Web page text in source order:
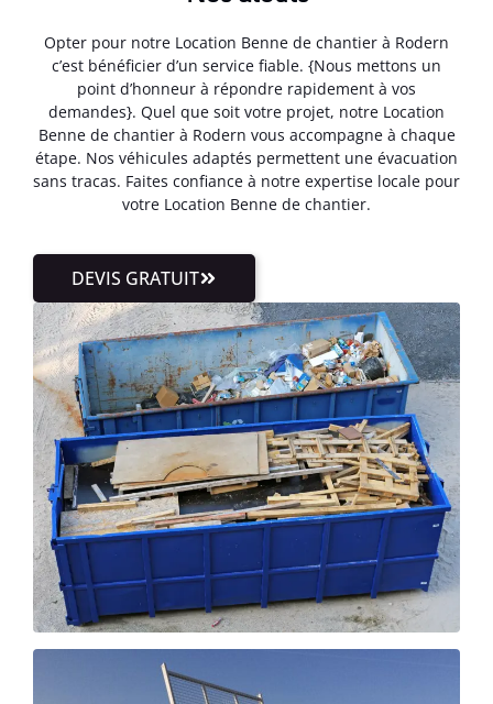
Opter pour notre Location Benne de chantier à Rodern
c’est bénéficier d’un service fiable. {Nous mettons un
point d’honneur à répondre rapidement à vos
demandes}. Quel que soit votre projet, notre Location
Benne de chantier à Rodern vous accompagne à chaque
étape. Nos véhicules adaptés permettent une évacuation
sans tracas. Faites confiance à notre expertise locale pour
votre Location Benne de chantier.
DEVIS GRATUIT